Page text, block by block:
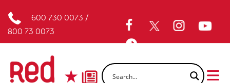
600 730 0073 /
800 73 0073